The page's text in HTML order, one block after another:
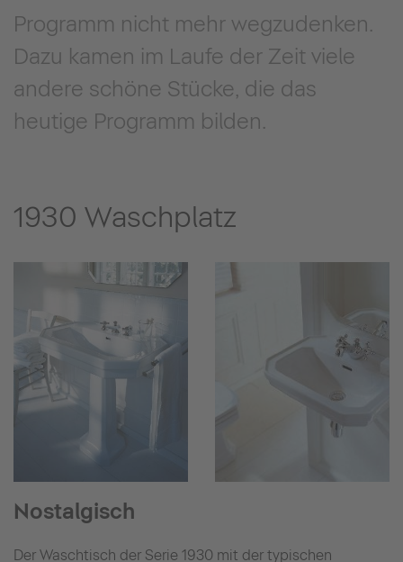
Programm nicht mehr wegzudenken.
Dazu kamen im Laufe der Zeit viele
andere schöne Stücke, die das
heutige Programm bilden.
1930 Waschplatz
Nostalgisch
Der Waschtisch der Serie 1930 mit der typischen